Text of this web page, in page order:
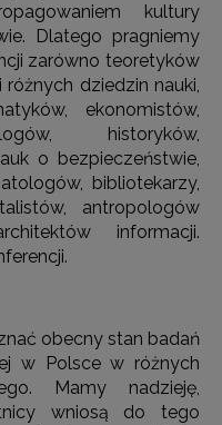
kultury
Dlatego pragniemy
zarówno teoretyków
dziedzin nauki,
ekonomistów,
historyków,
o bezpieczeństwie,
bibliotekarzy,
antropologów
informacji.
obecny stan badań
w Polsce w różnych
Mamy nadzieję,
wniosą do tego